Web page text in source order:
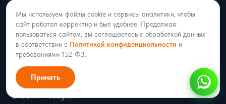
Интеграции
amoCRM + MAX
amoCRM + Telegram
Генератор QR-кода для WhatsApp
Генератор ссылок для WhatsApp
Калькулятор стоимости WABA
Мы используем файлы cookie и сервисы аналитики, чтобы
сайт работал корректно и был удобнее. Продолжая
пользоваться сайтом, вы соглашаетесь с обработкой данных
в соответствии с Политикой конфиденциальности и
требованиями 152-ФЗ.
Принять